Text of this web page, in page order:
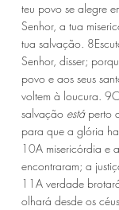
teu povo se alegre
Senhor, a tua
tua salvação. 8
Senhor, disser;
povo e aos seus
voltem à loucura. 9
salvação está perto
para que a glória
10A misericórdia e
encontraram; a
11 A verdade
olhará desde os